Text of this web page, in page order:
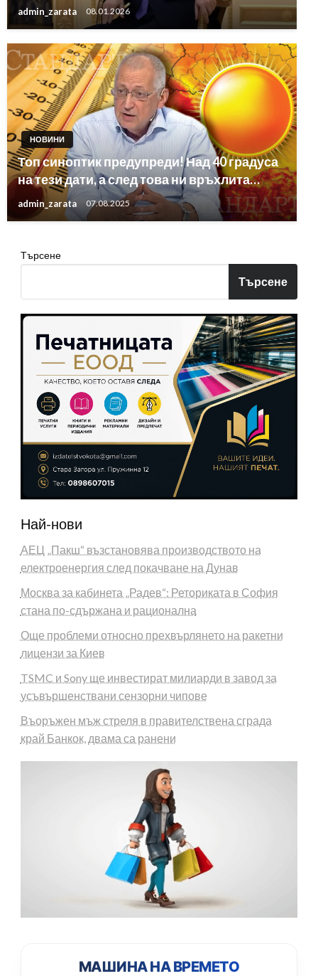
admin_zarata 08.01.2026
НОВИНИ
Топ синоптик предупреди! Над 40 градуса
на тези дати, а след това ни връхлита…
admin_zarata 07.08.2025
Търсене
Търсене
Най-нови
АЕЦ „Пакш“ възстановява производството на
електроенергия след покачване на Дунав
Москва за кабинета „Радев“: Реториката в София
стана по-сдържана и рационална
Още проблеми относно прехвърлянето на ракетни
лицензи за Киев
TSMC и Sony ще инвестират милиарди в завод за
усъвършенствани сензорни чипове
Въоръжен мъж стреля в правителствена сграда
край Банкок, двама са ранени
МАШИНА НА ВРЕМЕТО